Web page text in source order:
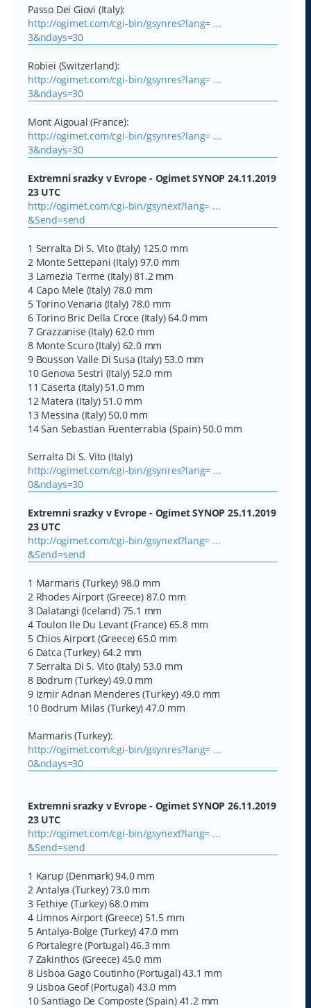
Passo Dei Giovi (Italy):
http://ogimet.com/cgi-bin/gsynres?lang= ...
3&ndays=30
Robiei (Switzerland):
http://ogimet.com/cgi-bin/gsynres?lang= ...
3&ndays=30
Mont Aigoual (France):
http://ogimet.com/cgi-bin/gsynres?lang= ...
3&ndays=30
Extremni srazky v Evrope - Ogimet SYNOP 24.11.2019
23 UTC
http://ogimet.com/cgi-bin/gsynext?lang= ...
&Send=send
1 Serralta Di S. Vito (Italy) 125.0 mm
2 Monte Settepani (Italy) 97.0 mm
3 Lamezia Terme (Italy) 81.2 mm
4 Capo Mele (Italy) 78.0 mm
5 Torino Venaria (Italy) 78.0 mm
6 Torino Bric Della Croce (Italy) 64.0 mm
7 Grazzanise (Italy) 62.0 mm
8 Monte Scuro (Italy) 62.0 mm
9 Bousson Valle Di Susa (Italy) 53.0 mm
10 Genova Sestri (Italy) 52.0 mm
11 Caserta (Italy) 51.0 mm
12 Matera (Italy) 51.0 mm
13 Messina (Italy) 50.0 mm
14 San Sebastian Fuenterrabia (Spain) 50.0 mm
Serralta Di S. Vito (Italy)
http://ogimet.com/cgi-bin/gsynres?lang= ...
0&ndays=30
Extremni srazky v Evrope - Ogimet SYNOP 25.11.2019
23 UTC
http://ogimet.com/cgi-bin/gsynext?lang= ...
&Send=send
1 Marmaris (Turkey) 98.0 mm
2 Rhodes Airport (Greece) 87.0 mm
3 Dalatangi (Iceland) 75.1 mm
4 Toulon Ile Du Levant (France) 65.8 mm
5 Chios Airport (Greece) 65.0 mm
6 Datca (Turkey) 64.2 mm
7 Serralta Di S. Vito (Italy) 53.0 mm
8 Bodrum (Turkey) 49.0 mm
9 Izmir Adnan Menderes (Turkey) 49.0 mm
10 Bodrum Milas (Turkey) 47.0 mm
Marmaris (Turkey):
http://ogimet.com/cgi-bin/gsynres?lang= ...
0&ndays=30
Extremni srazky v Evrope - Ogimet SYNOP 26.11.2019
23 UTC
http://ogimet.com/cgi-bin/gsynext?lang= ...
&Send=send
1 Karup (Denmark) 94.0 mm
2 Antalya (Turkey) 73.0 mm
3 Fethiye (Turkey) 68.0 mm
4 Limnos Airport (Greece) 51.5 mm
5 Antalya-Bolge (Turkey) 47.0 mm
6 Portalegre (Portugal) 46.3 mm
7 Zakinthos (Greece) 45.0 mm
8 Lisboa Gago Coutinho (Portugal) 43.1 mm
9 Lisboa Geof (Portugal) 43.0 mm
10 Santiago De Composte (Spain) 41.2 mm